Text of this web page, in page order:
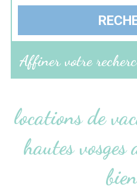
Affiner votre
locations de
hautes vosges